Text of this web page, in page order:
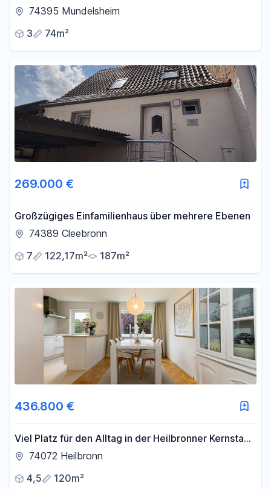
74395 Mundelsheim
3
74m²
269.000 €
Großzügiges Einfamilienhaus über mehrere Ebenen
74389 Cleebronn
7
122,17m² 187m²
436.800 €
Viel Platz für den Alltag in der Heilbronner Kernstadt
mit ca. 120 qm
74072 Heilbronn
4,5
120m²